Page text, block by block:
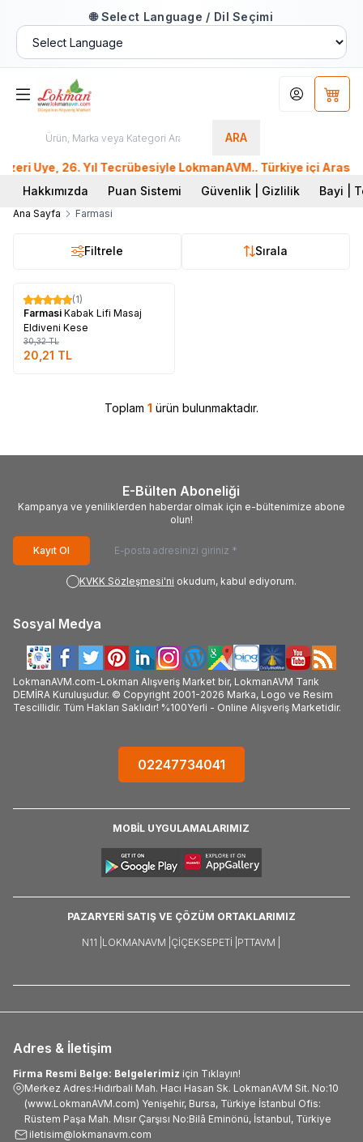
🌐 Select Language / Dil Seçimi
ARA
Hesabım
Üye, 26. Yıl Tecrübesiyle LokmanAVM.. Türkiye içi
Hakkımızda
Puan Sistemi Güvenlik | Gizlilik Bayi |
Ana Sayfa Farmasi
Filtrele Sırala
%33
(1)
Farmasi Kabak Lifi Masaj
Eldiveni Kese
30,32TL
20,21 TL
Toplam 1 ürün bulunmaktadır.
E-Bülten Aboneliği
Kampanya ve yeniliklerden haberdar olmak için e-bültenimize abone
olun!
Kayıt Ol
KVKK Sözleşmesi'ni okudum, kabul ediyorum.
Sosyal Medya
LokmanAVM.com-Lokman Alışveriş Market bir, LokmanAVM Tarık
DEMİRA Kuruluşudur. © Copyright 2001-2026 Marka, Logo ve Resim
Tescillidir. Tüm Hakları Saklıdır! %100Yerli - Online Alışveriş Marketidir.
02247734041
MOBİL UYGULAMALARIMIZ
PAZARYERİ SATIŞ VE ÇÖZÜM ORTAKLARIMIZ
N11 | LOKMANAVM | ÇIÇEKSEPETI | PTTAVM |
Adres & İletişim
Firma Resmi Belge: Belgelerimiz için Tıklayın!
Merkez Adres:Hıdırbali Mah. Hacı Hasan Sk. LokmanAVM Sit. No:10
(www.LokmanAVM.com) Yenişehir, Bursa, Türkiye İstanbul Ofis:
Rüstem Paşa Mah. Mısır Çarşısı No:Bilâ Eminönü, İstanbul, Türkiye
iletisim@lokmanavm.com